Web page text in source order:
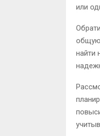
или
общую
найти